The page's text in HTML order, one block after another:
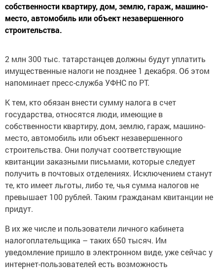
собственности квартиру, дом, землю, гараж, машино-
место, автомобиль или объект незавершенного
строительства.
2 млн 300 тыс. татарстанцев должны будут уплатить
имущественные налоги не позднее 1 декабря. Об этом
напоминает пресс-служба УФНС по РТ.
К тем, кто обязан внести сумму налога в счет
государства, относятся люди, имеющие в
собственности квартиру, дом, землю, гараж, машино-
место, автомобиль или объект незавершенного
строительства. Они получат соответствующие
квитанции заказными письмами, которые следует
получить в почтовых отделениях. Исключением станут
те, кто имеет льготы, либо те, чья сумма налогов не
превышает 100 рублей. Таким гражданам квитанции не
придут.
В их же числе и пользователи личного кабинета
налогоплательщика – таких 650 тысяч. Им
уведомление пришло в электронном виде, уже сейчас у
интернет-пользователей есть возможность